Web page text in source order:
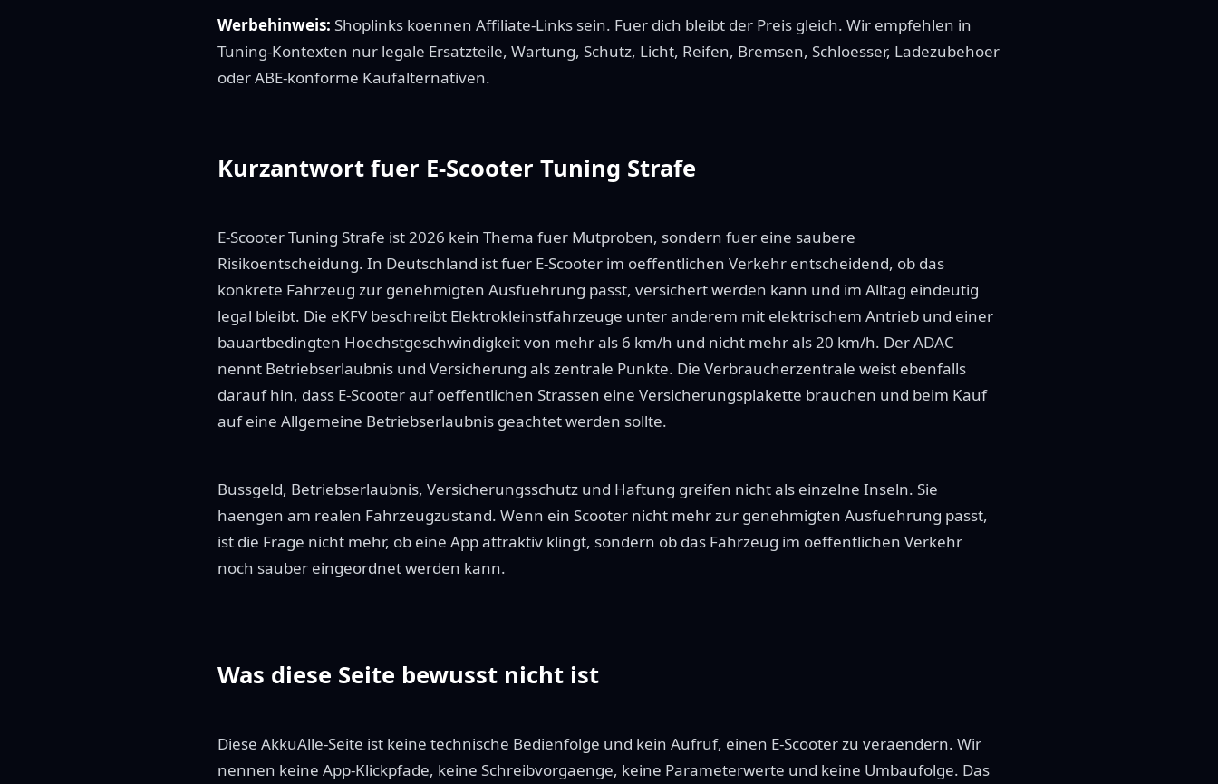
Werbehinweis: Shoplinks koennen Affiliate-Links sein. Fuer dich bleibt der Preis gleich. Wir empfehlen in
Tuning-Kontexten nur legale Ersatzteile, Wartung, Schutz, Licht, Reifen, Bremsen, Schloesser, Ladezubehoer
oder ABE-konforme Kaufalternativen.
Kurzantwort fuer E-Scooter Tuning Strafe
E-Scooter Tuning Strafe ist 2026 kein Thema fuer Mutproben, sondern fuer eine saubere
Risikoentscheidung. In Deutschland ist fuer E-Scooter im oeffentlichen Verkehr entscheidend, ob das
konkrete Fahrzeug zur genehmigten Ausfuehrung passt, versichert werden kann und im Alltag eindeutig
legal bleibt. Die eKFV beschreibt Elektrokleinstfahrzeuge unter anderem mit elektrischem Antrieb und einer
bauartbedingten Hoechstgeschwindigkeit von mehr als 6 km/h und nicht mehr als 20 km/h. Der ADAC
nennt Betriebserlaubnis und Versicherung als zentrale Punkte. Die Verbraucherzentrale weist ebenfalls
darauf hin, dass E-Scooter auf oeffentlichen Strassen eine Versicherungsplakette brauchen und beim Kauf
auf eine Allgemeine Betriebserlaubnis geachtet werden sollte.
Bussgeld, Betriebserlaubnis, Versicherungsschutz und Haftung greifen nicht als einzelne Inseln. Sie
haengen am realen Fahrzeugzustand. Wenn ein Scooter nicht mehr zur genehmigten Ausfuehrung passt,
ist die Frage nicht mehr, ob eine App attraktiv klingt, sondern ob das Fahrzeug im oeffentlichen Verkehr
noch sauber eingeordnet werden kann.
Was diese Seite bewusst nicht ist
Diese AkkuAlle-Seite ist keine technische Bedienfolge und kein Aufruf, einen E-Scooter zu veraendern. Wir
nennen keine App-Klickpfade, keine Schreibvorgaenge, keine Parameterwerte und keine Umbaufolge. Das